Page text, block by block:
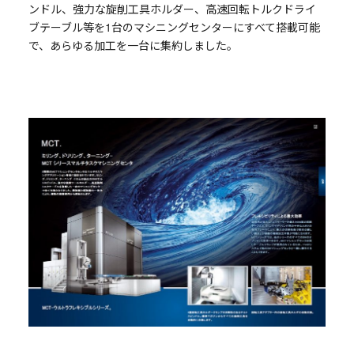
ンドル、強力な旋削工具ホルダー、高速回転トルクドライ
ブテーブル等を1台のマシニングセンターにすべて搭載可能
で、あらゆる加工を一台に集約しました。